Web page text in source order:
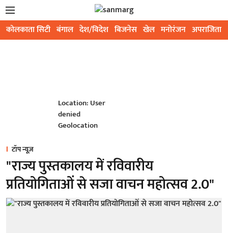
कोलकाता सिटी बंगाल देश/विदेश बिजनेस खेल मनोरंजन अपराजिता
Location: User
denied
Geolocation
टॉप न्यूज़
"राज्य पुस्तकालय में रविवारीय
प्रतियोगिताओं से सजा वाचन महोत्सव 2.0"